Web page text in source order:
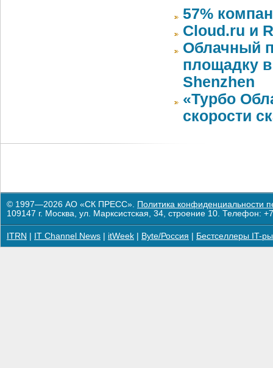
57%
Cloud.ru и
Облачный
площадку в
Shenzhen
«Турбо
скорости
© 1997—2026 АО «СК ПРЕСС». Политика конфиденциальности
109147 г. Москва, ул. Марксистская, 34, строение 10. Телефон:
ITRN IT Channel News itWeek Byte/Россия Бестселлеры IT-